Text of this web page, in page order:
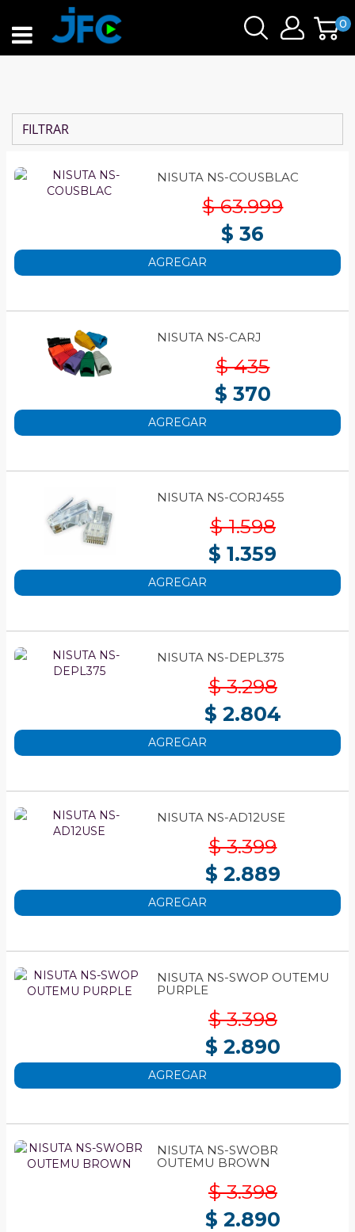
0
FILTRAR
NISUTA NS-COUSBLAC
$ 63.999
$ 36
AGREGAR
NISUTA NS-CARJ
$ 435
$ 370
AGREGAR
NISUTA NS-CORJ455
$ 1.598
$ 1.359
AGREGAR
NISUTA NS-DEPL375
$ 3.298
$ 2.804
AGREGAR
NISUTA NS-AD12USE
$ 3.399
$ 2.889
AGREGAR
NISUTA NS-SWOP OUTEMU
PURPLE
$ 3.398
$ 2.890
AGREGAR
NISUTA NS-SWOBR
OUTEMU BROWN
$ 3.398
$ 2.890